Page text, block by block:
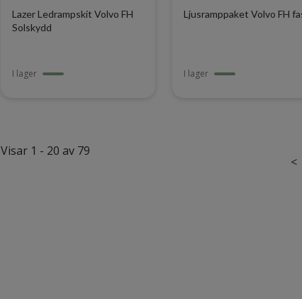
Lazer Ledrampskit Volvo FH
Solskydd
I lager
Ljusramppaket Volvo FH
I lager
Visar 1 - 20 av 79
<